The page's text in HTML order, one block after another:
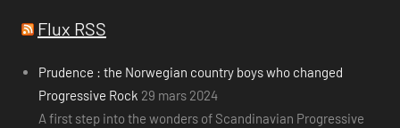
Flux RSS
Prudence : the Norwegian country boys who changed
Progressive Rock 29 mars 2024
A first step into the wonders of Scandinavian Progressive